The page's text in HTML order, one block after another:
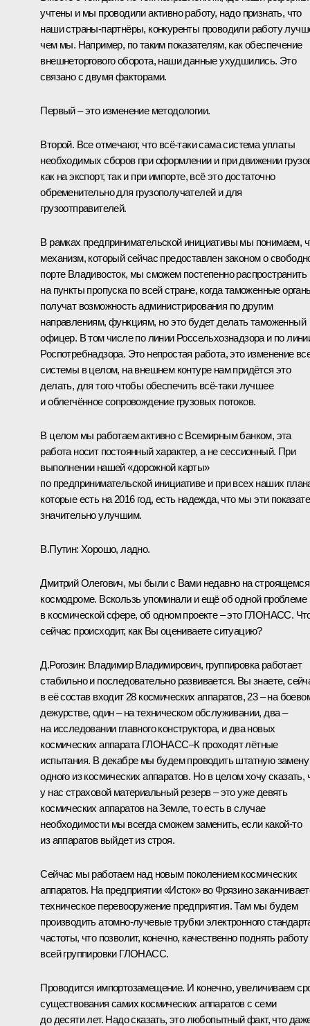
учтены и мы проводили активно работу, надо признать, что
наши страны-партнёры, конкуренты проводили работу
чем мы. Например, по таким показателям, как обеспечение
внешнеторгового оборота, наши данные ухудшились. Это
связано с двумя факторами.
Первый – это изменение методологии.
Второй. Все отмечают, что всё‑таки сама система уплаты
необходимых сборов при оформлении и при движении
как на экспорт, так и при импорте, всё это достаточно
обременительно для грузополучателей и для
грузоотправителей.
В рамках предпринимательской инициативы мы понимаем,
механизм, который сейчас предоставлен законом о
порте Владивосток, мы сможем постепенно распространить
на пункты пропуска по всей стране, когда таможенные
получат возможность администрирования по другим
направлениям, функциям, но это будет делать таможенный
офицер. В том числе по линии Россельхознадзора и по
Роспотребнадзора. Это непростая работа, это изменение
системы в целом, на внешнем контуре нам придётся это
делать, для того чтобы обеспечить всё‑таки лучшее
и облегчённое сопровождение грузовых потоков.
В целом мы работаем активно с Всемирным банком, эта
работа носит постоянный характер, а не сессионный. При
выполнении нашей «дорожной карты»
по предпринимательской инициативе и при всех наших
которые есть на 2016 год, есть надежда, что мы эти
значительно улучшим.
В.Путин: Хорошо, ладно.
Дмитрий Олегович, мы были с Вами недавно на строящемся
космодроме. Вскользь упоминали и ещё об одной проблеме
в космической сфере, об одном проекте – это ГЛОНАСС.
сейчас происходит, как Вы оцениваете ситуацию?
Д.Рогозин: Владимир Владимирович, группировка работает
стабильно и последовательно развивается. Вы знаете,
в её состав входит 28 космических аппаратов, 23 – на
дежурстве, один – на техническом обслуживании, два –
на исследовании главного конструктора, и два новых
космических аппарата ГЛОНАСС–К проходят лётные
испытания. В декабре мы будем проводить штатную замену
одного из космических аппаратов. Но в целом хочу сказать,
у нас страховой материальный резерв – это уже девять
космических аппаратов на Земле, то есть в случае
необходимости мы всегда сможем заменить, если какой‑то
из аппаратов выйдет из строя.
Сейчас мы работаем над новым поколением космических
аппаратов. На предприятии «Исток» во Фрязино
техническое перевооружение предприятия. Там мы будем
производить атомно-лучевые трубки электронного
частоты, что позволит, конечно, качественно поднять работу
всей группировки ГЛОНАСС.
Проводится импортозамещение. И конечно, увеличиваем
существования самих космических аппаратов с семи
до десяти лет. Надо сказать, это любопытный факт, что